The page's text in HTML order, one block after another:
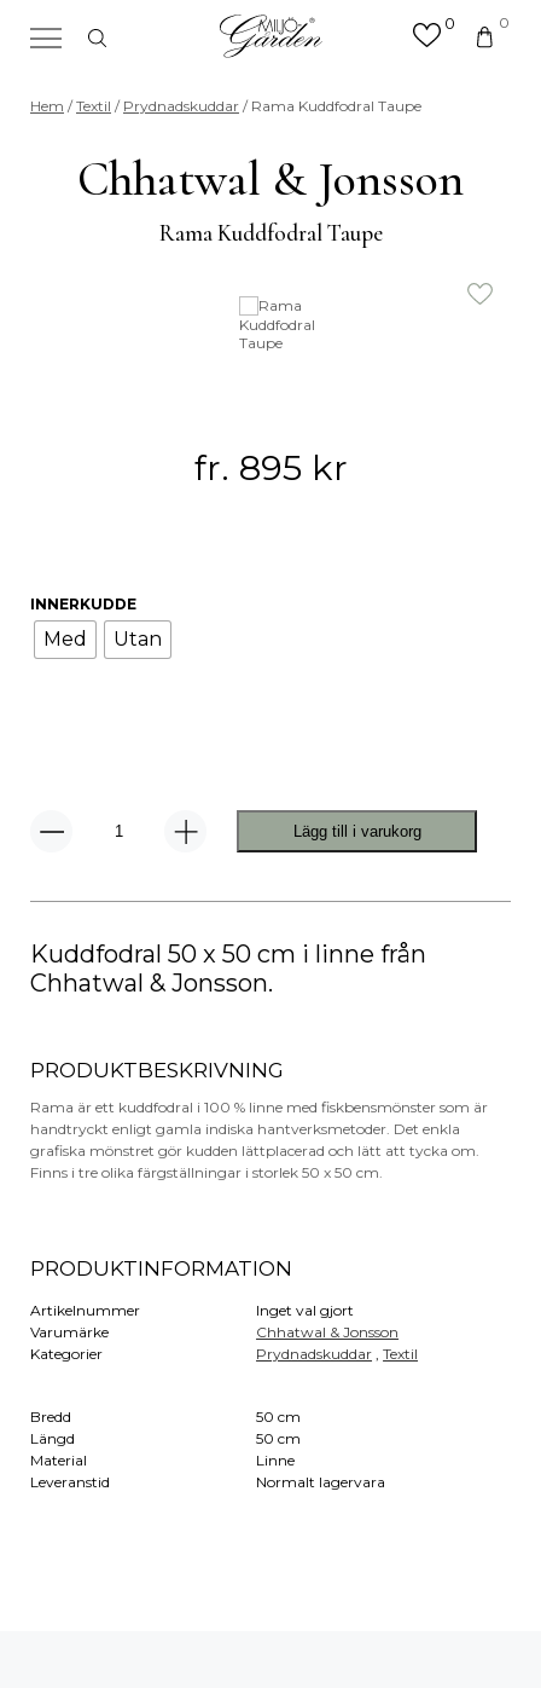
0 0
Sök efter valfri produkt eller
kategori
Hem /Textil / Prydnadskuddar / Rama Kuddfodral Taupe
Chhatwal & Jonsson
Rama Kuddfodral Taupe
fr. 895 kr
INNERKUDDE
Med Utan
Rama
Lägg till i varukorg
Kuddfodral 50 x 50 cm i linne från
Chhatwal & Jonsson.
PRODUKTBESKRIVNING
Rama är ett kuddfodral i 100 % linne med fiskbensmönster som är
handtryckt enligt gamla indiska hantverksmetoder. Det enkla
grafiska mönstret gör kudden lättplacerad och lätt att tycka om.
Finns i tre olika färgställningar i storlek 50 x 50 cm.
PRODUKTINFORMATION
Artikelnummer
Inget val gjort
Varumärke
Chhatwal & Jonsson
Kategorier
Prydnadskuddar ,Textil
Bredd
50 cm
Längd
50 cm
Material
Linne
Leveranstid
Normalt lagervara